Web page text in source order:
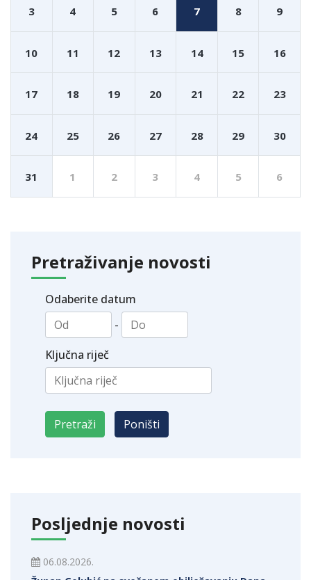
3 4 5 6 7 8 9
10 11 12 13 14 15 16
17 18 19 20 21 22 23
24 25 26 27 28 29 30
31 1 2 3 4 5 6
Pretraživanje novosti
Odaberite datum
-
Ključna riječ
Posljednje novosti
06.08.2026.